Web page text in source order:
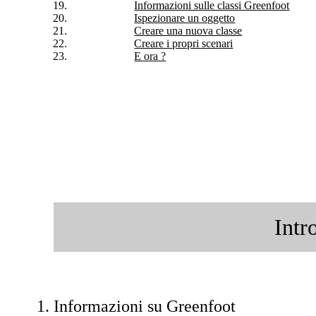
Informazioni sulle classi Greenfoot
Ispezionare un oggetto
Creare una nuova classe
Creare i propri scenari
E ora ?
Informazioni su Greenfoot